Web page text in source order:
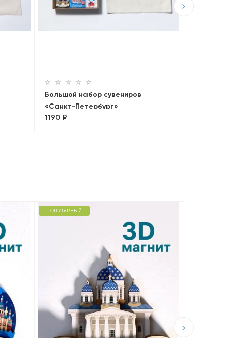
Большой набор сувениров
«Санкт-Петербург»
1190 ₽
ПОПУЛЯРНЫЙ